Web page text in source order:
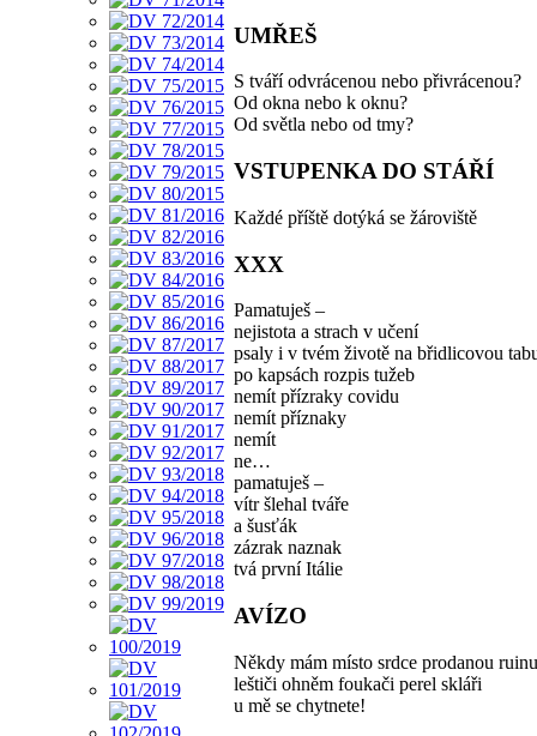
UMŘEŠ
S tváří odvrácenou nebo přivrácenou?
Od okna nebo k oknu?
Od světla nebo od tmy?
VSTUPENKA DO STÁŘÍ
Každé příště dotýká se žároviště
XXX
Pamatuješ –
nejistota a strach v učení
psaly i v tvém životě na břidlicovou
po kapsách rozpis tužeb
nemít přízraky covidu
nemít příznaky
nemít
ne…
pamatuješ –
vítr šlehal tváře
a šusťák
zázrak naznak
tvá první Itálie
AVÍZO
Někdy mám místo srdce prodanou
leštiči ohněm foukači perel skláři
u mě se chytnete!